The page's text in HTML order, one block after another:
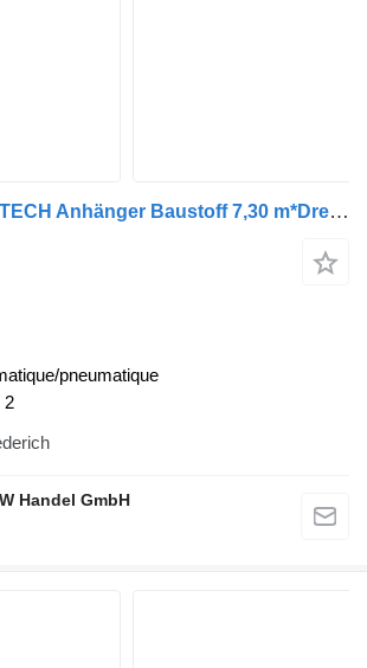
Krone TRAILERTECH Anhänger Baustoff 7,30 m*Drehschemel
pneumatique
2
Handel GmbH